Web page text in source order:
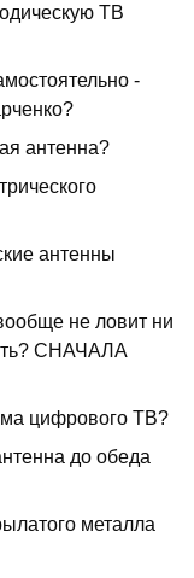
ТВ
-
антенна?
антенны
не ловит ни
СНАЧАЛА
цифрового ТВ?
до обеда
металла